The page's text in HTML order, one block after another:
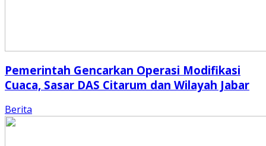
Pemerintah Gencarkan Operasi Modifikasi
Cuaca, Sasar DAS Citarum dan Wilayah Jabar
Berita